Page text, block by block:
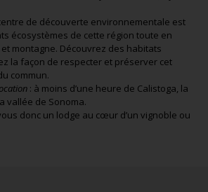
de découverte environnementale est
écosystèmes de cette région toute en
montagne. Découvrez des habitats
la façon de respecter et préserver cet
commun.
: à moins d’une heure de Calistoga, la
vallée de Sonoma.
donc un lodge au cœur d’un vignoble ou